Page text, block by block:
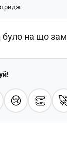
на що
😢 👏